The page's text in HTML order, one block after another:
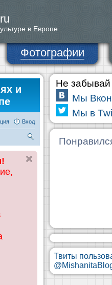
ru
в Европе
Фотографии
и
Вход
ск
Не забывай
Мы
Мы в
Твиты